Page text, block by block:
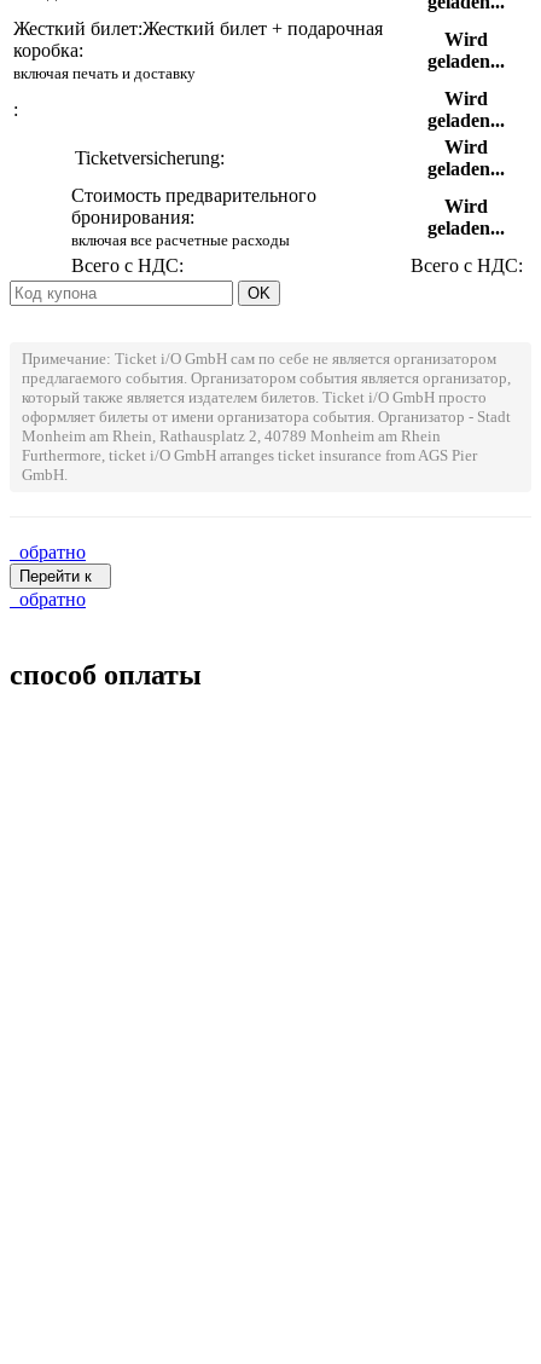
Жесткий билет:Жесткий билет + подарочная
коробка:
включая печать и доставку
Wird
geladen...
:
Wird
geladen...
Ticketversicherung:
Wird
geladen...
Стоимость предварительного
бронирования:
включая все расчетные расходы
Wird
geladen...
Всего с НДС:
Всего с НДС:
Примечание: Ticket i/O GmbH сам по себе не является организатором
предлагаемого события. Организатором события является организатор,
который также является издателем билетов. Ticket i/O GmbH просто
оформляет билеты от имени организатора события. Организатор - Stadt
Monheim am Rhein, Rathausplatz 2, 40789 Monheim am Rhein
Furthermore, ticket i/O GmbH arranges ticket insurance from AGS Pier
GmbH.
обратно
Перейти к
обратно
способ оплаты